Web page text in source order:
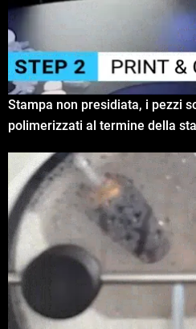
Stampa non presidiata, i pezzi
polimerizzati al termine della